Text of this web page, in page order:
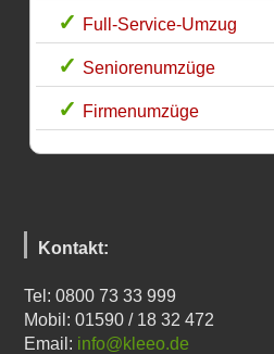
Full-Service-Umzug
Seniorenumzüge
Firmenumzüge
Kontakt:
Tel: 0800 73 33 999
Mobil: 01590 / 18 32 472
Email: info@kleeo.de